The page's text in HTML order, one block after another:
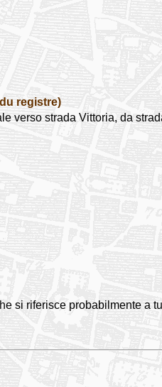
registre)
verso strada Vittoria, da
si riferisce probabilmente a